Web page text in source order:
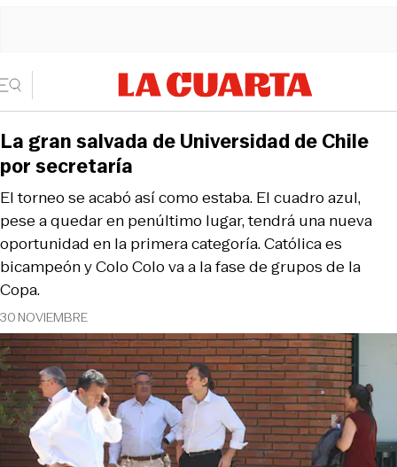
30 NOVIEMBRE
El torneo se acabó así como estaba. El cuadro azul,
pese a quedar en penúltimo lugar, tendrá una nueva
oportunidad en la primera categoría. Católica es
bicampeón y Colo Colo va a la fase de grupos de la
Copa.
La gran salvada de Universidad de Chile
por secretaría